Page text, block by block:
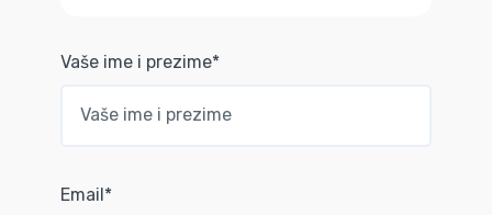
Vaše ime i prezime*
Email*